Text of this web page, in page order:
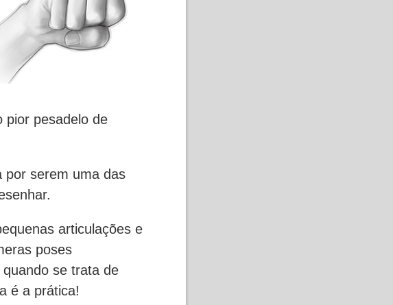
pior pesadelo de
por serem uma das
articulações e
poses
se trata de
é a prática!